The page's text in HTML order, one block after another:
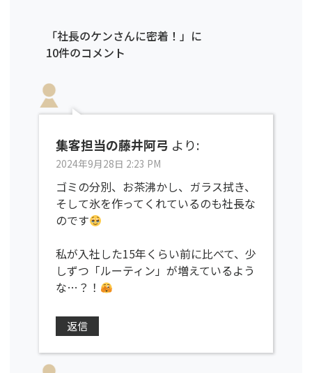
「社長のケンさんに密着！」に
10件のコメント
集客担当の藤井阿弓 より:
2024年9月28日 2:23 PM
ゴミの分別、お茶沸かし、ガラス拭き、
そして氷を作ってくれているのも社長な
のです
私が入社した15年くらい前に比べて、少
しずつ「ルーティン」が増えているよう
な…？！
返信